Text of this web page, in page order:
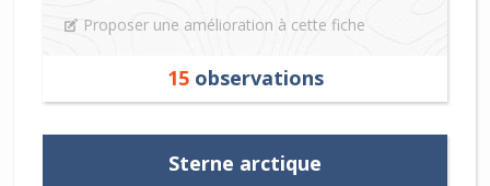
Proposer une amélioration à cette fiche
15 observations
Sterne arctique